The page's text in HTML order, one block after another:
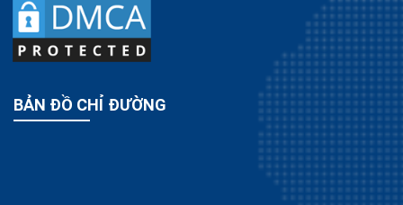
BẢN ĐỒ CHỈ ĐƯỜNG